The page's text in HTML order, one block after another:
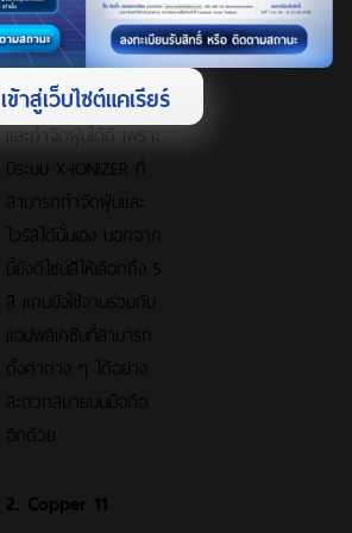
นี่คือแอร์รุ่นใหม่ที่มี
ฟังก์ชันเหมาะสำหรับ
บ้านที่เน้นความสะอาด
และกำจัดฝุ่นได้ดี เพราะ
มีระบบ X-IONIZER ที่
สามารถกำจัดฝุ่นและ
ไวรัสได้นั่นเอง นอกจาก
นี้ยังดีไซน์สีให้เลือกถึง 5
สี แถมยังใช้งานร่วมกับ
แอปพลิเคชันที่สามารถ
ตั้งค่าต่าง ๆ ได้อย่าง
สะดวกสบายบนมือถือ
อีกด้วย
2. Copper 11
เข้าสู่เว็บไซต์แคเรียร์